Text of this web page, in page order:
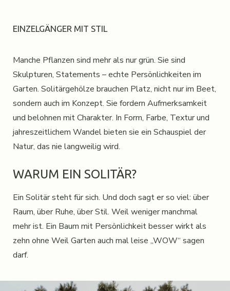
EINZELGÄNGER MIT STIL
Manche Pflanzen sind mehr als nur grün. Sie sind
Skulpturen, Statements – echte Persönlichkeiten im
Garten. Solitärgehölze brauchen Platz, nicht nur im Beet,
sondern auch im Konzept. Sie fordern Aufmerksamkeit
und belohnen mit Charakter. In Form, Farbe, Textur und
jahreszeitlichem Wandel bieten sie ein Schauspiel der
Natur, das nie langweilig wird.
WARUM EIN SOLITÄR?
Ein Solitär steht für sich. Und doch sagt er so viel: über
Raum, über Ruhe, über Stil. Weil weniger manchmal
mehr ist. Ein Baum mit Persönlichkeit besser wirkt als
zehn ohne Weil Garten auch mal leise „WOW“ sagen
darf.